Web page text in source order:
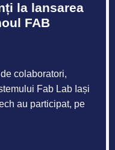
la lansarea
FAB
colaboratori,
Fab Lab Iași
au participat, pe